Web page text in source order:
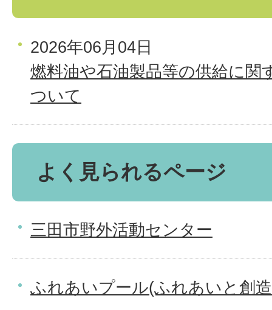
2026年06月04日
燃料油や石油製品等の供給に関
ついて
よく見られるページ
三田市野外活動センター
ふれあいプール(ふれあいと創